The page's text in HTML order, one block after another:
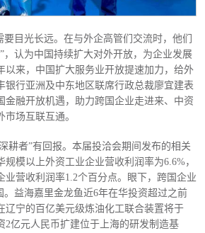
要目光长远。在与外企高管们交流时，他们
，认为中国持续扩大对外开放，为企业发展
以来，中国扩大服务业开放提速加力，给外
银行亚洲及中东地区联席行政总裁廖宜建表
金融开放机遇，助力跨国企业走进来、中资
场互联互通。
耕者”有回报。本届投洽会期间发布的相关
规模以上外资工业企业营收利润率为6.6%，
业营收利润率1.2个百分点。眼下，跨国企业
。益海嘉里金龙鱼近6年在华投资超过之前
辽宁的百亿美元级炼油化工联合装置将于
2亿元人民币扩建位于上海的研发制造基